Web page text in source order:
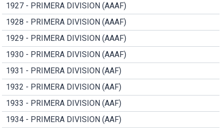
1927 - PRIMERA DIVISION (AAAF)
1928 - PRIMERA DIVISION (AAAF)
1929 - PRIMERA DIVISION (AAAF)
1930 - PRIMERA DIVISION (AAAF)
1931 - PRIMERA DIVISION (AAF)
1932 - PRIMERA DIVISION (AAF)
1933 - PRIMERA DIVISION (AAF)
1934 - PRIMERA DIVISION (AAF)